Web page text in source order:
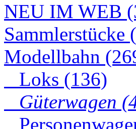
NEU IM WEB
Sammlerstücke
Modellbahn
Loks (136)
Güterwagen